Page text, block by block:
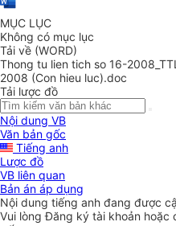
MỤC LỤC
Không có mục lục
Tải về (WORD)
Thong tu lien tich so 16-
2008 (Con hieu luc).doc
Tải lược đồ
Nội dung VB
Văn bản gốc
Tiếng anh
Lược đồ
VB liên quan
Bản án áp dụng
Nội dung tiếng anh đang được
Vui lòngĐăng ký tài khoản hoặc